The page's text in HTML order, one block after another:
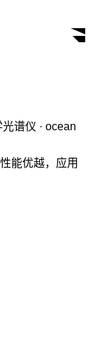
谱仪 · ocean
能优越，应用